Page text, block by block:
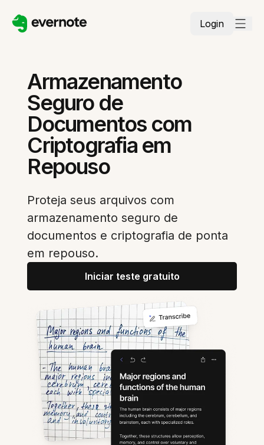
Login
Armazenamento
Seguro de
Documentos com
Criptografia em
Repouso
Proteja seus arquivos com
armazenamento seguro de
documentos e criptografia de ponta
em repouso.
Iniciar teste gratuito